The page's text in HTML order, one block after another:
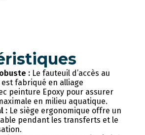
: Le fauteuil d’accès au
est fabriqué en alliage
peinture Epoxy pour assurer
en milieu aquatique.
: Le siège ergonomique offre un
pendant les transferts et le